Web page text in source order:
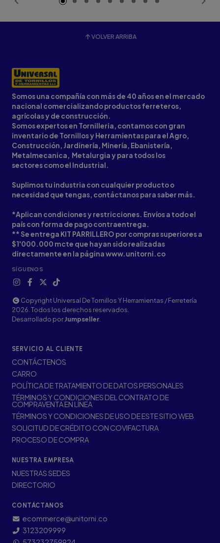
VOLVER ARRIBA
Somos una compañía con más de 40 años en el mercado
nacional comercializando productos ferreteros,
agrícolas y de construcción.
Somos expertos en Tornilleria, contamos con gran
inventario de Tornillos y Herramientas para el Agro,
Construcción, Jardinería, Minería, Ebanistería,
Metalmecanica, Metalurgia y para todos los
sectores como el Industrial.
Suplimos tu industria con cualquier producto o
necesidad que tengas, contáctanos para saber más.
*Aplican condiciones y restricciones. Envíos a todo el
país con forma de pago contraentrega.
** Se entrega KIT PARRILLERO por compras superiores a
$1'000.000 mcte que hayan sido realizadas
directamente en la página www.unitorni.co
SÍGUENOS
Copyright Universal De Tornillos Y Herramientas / Ferretería
2026. Todos los derechos reservados.
Desarrollado porJumpseller
SERVICIO AL CLIENTE
CONTÁCTENOS
CARRO
POLÍTICA DE TRATAMIENTO DE DATOS PERSONALES
TÉRMINOS Y CONDICIONES DEL CONTRATO DE
COMPRAVENTA EN LÍNEA
TÉRMINOS Y CONDICIONES DE USO DE ESTE SITIO WEB
SOLICITUD DE CRÉDITO CON COVIFACTURA
PROCESO DE COMPRA
NUESTRA EMPRESA
NUESTRAS SEDES
DIRECTORIO
CONTÁCTANOS
ecommerce@unitorni.co
3123209999